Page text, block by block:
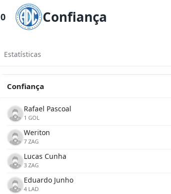
0 Confiança
Estatísticas
Confiança
Rafael Pascoal
1 GOL
Weriton
7 ZAG
Lucas Cunha
3 ZAG
Eduardo Junho
4 LAD